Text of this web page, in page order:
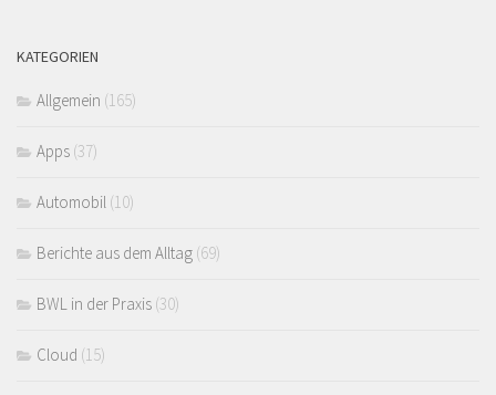
KATEGORIEN
Allgemein (165)
Apps (37)
Automobil (10)
Berichte aus dem Alltag (69)
BWL in der Praxis (30)
Cloud (15)